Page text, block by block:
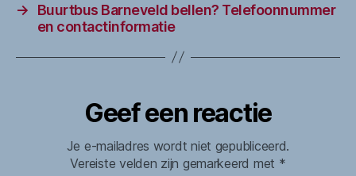
→
Buurtbus Barneveld bellen? Telefoonnummer
en contactinformatie
Geef een reactie
Je e-mailadres wordt niet gepubliceerd.
Vereiste velden zijn gemarkeerd met *